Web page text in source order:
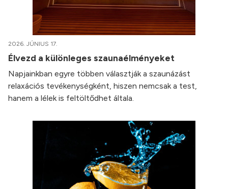
2026. JÚNIUS 17.
Élvezd a különleges szaunaélményeket
Napjainkban egyre többen választják a szaunázást
relaxációs tevékenységként, hiszen nemcsak a test,
hanem a lélek is feltöltődhet általa.